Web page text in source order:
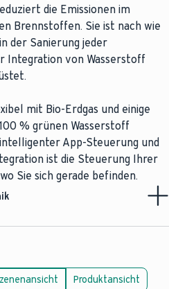
die Emissionen im
Brennstoffen. Sie ist nach wie
der Sanierung jeder
Integration von Wasserstoff
mit Bio-Erdgas und einige
% grünen Wasserstoff
App-Steuerung und
ist die Steuerung Ihrer
Sie sich gerade befinden.
Produktansicht